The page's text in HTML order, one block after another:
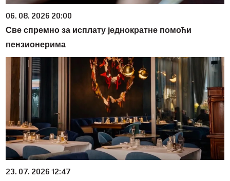
06. 08. 2026 20:00
Све спремно за исплату једнократне помоћи
пензионерима
23. 07. 2026 12:47